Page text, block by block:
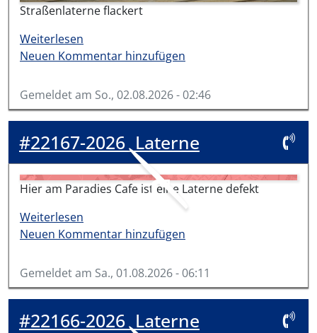
Straßenlaterne flackert
Weiterlesen
Neuen Kommentar hinzufügen
Gemeldet am So., 02.08.2026 - 02:46
#22167-2026Laterne
Hier am Paradies Cafe ist eine Laterne defekt
Weiterlesen
Neuen Kommentar hinzufügen
Gemeldet am Sa., 01.08.2026 - 06:11
#22166-2026Laterne